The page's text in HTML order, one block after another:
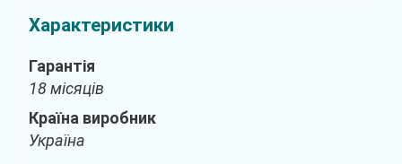
Характеристики
Гарантія
18 місяців
Країна виробник
Україна